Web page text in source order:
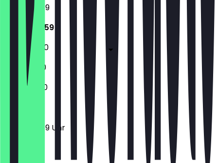
12:00 - 23:59
12:00 - 23:59
12:00 - 01:00
11:30 - 01:00
11:30 - 23:00
12:00 - 23:59 Uhr